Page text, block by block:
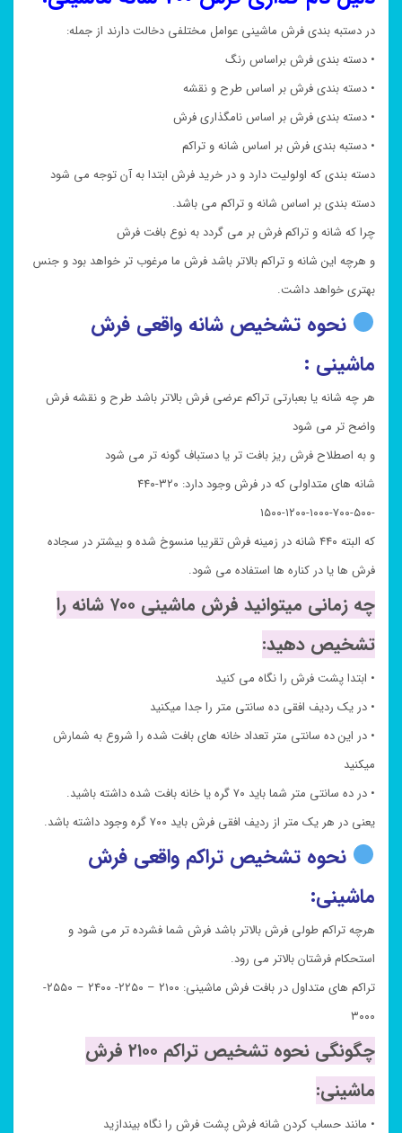
در دستبه بندی فرش ماشینی عوامل مختلفی دخالت دارند از جمله:
• دسته بندی فرش براساس رنگ
• دسته بندی فرش بر اساس طرح و نقشه
• دسته بندی فرش بر اساس نامگذاری فرش
• دستبه بندی فرش بر اساس شانه و تراکم
دسته بندی که اولولیت دارد و در خرید فرش ابتدا به آن توجه می شود
دسته بندی بر اساس شانه و تراکم می باشد.
چرا که شانه و تراکم فرش بر می گردد به نوع بافت فرش
و هرچه این شانه و تراکم بالاتر باشد فرش ما مرغوب تر خواهد بود و جنس
بهتری خواهد داشت.
نحوه تشخیص شانه واقعی فرش
ماشینی :
هر چه شانه یا بعبارتی تراکم عرضی فرش بالاتر باشد طرح و نقشه فرش
واضح تر می شود
و به اصطلاح فرش ریز بافت تر یا دستباف گونه تر می شود
شانه های متداولی که در فرش وجود دارد: ۳۲۰-۴۴۰
-۵۰۰-۷۰۰-۱۰۰۰-۱۲۰۰-۱۵۰۰
که البته ۴۴۰ شانه در زمینه فرش تقریبا منسوخ شده و بیشتر در سجاده
فرش ها یا در کناره ها استفاده می شود.
چه زمانی میتوانید فرش ماشینی ۷۰۰ شانه را
تشخیص دهید:
• ابتدا پشت فرش را نگاه می کنید
• در یک ردیف افقی ده سانتی متر را جدا میکنید
• در این ده سانتی متر تعداد خانه های بافت شده را شروع به شمارش
میکنید
• در ده سانتی متر شما باید ۷۰ گره یا خانه بافت شده داشته باشید.
یعنی در هر یک متر از ردیف افقی فرش باید ۷۰۰ گره وجود داشته باشد.
نحوه تشخیص تراکم واقعی فرش
ماشینی:
هرچه تراکم طولی فرش بالاتر باشد فرش شما فشرده تر می شود و
استحکام فرشتان بالاتر می رود.
تراکم های متداول در بافت فرش ماشینی: ۲۱۰۰ – ۲۲۵۰- ۲۴۰۰ – ۲۵۵۰-
۳۰۰۰
چگونگی نحوه تشخیص تراکم ۲۱۰۰ فرش
ماشینی:
• مانند حساب کردن شانه فرش پشت فرش را نگاه بیندازید